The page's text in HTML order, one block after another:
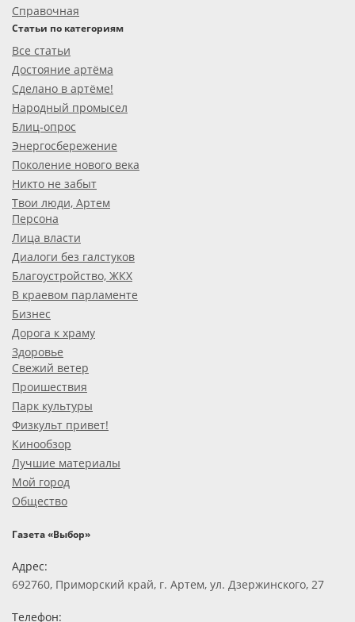
Справочная
Статьи по категориям
Все статьи
Достояние артёма
Сделано в артёме!
Народный промысел
Блиц-опрос
Энергосбережение
Поколение нового века
Никто не забыт
Твои люди, Артем
Персона
Лица власти
Диалоги без галстуков
Благоустройство, ЖКХ
В краевом парламенте
Бизнес
Дорога к храму
Здоровье
Свежий ветер
Проишествия
Парк культуры
Физкульт привет!
Кинообзор
Лучшие материалы
Мой город
Общество
Газета «Выбор»
Адрес:
692760, Приморский край, г. Артем, ул. Дзержинского, 27
Телефон: